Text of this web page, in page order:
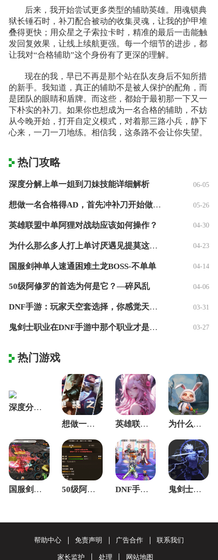
后来，我开始尝试更多类型的辅助英雄。用魂锁典
狱长锤石时，补刀配合被动的收集灵魂，让我的护甲堆
叠得更快；用众星之子索拉卡时，精准的最后一击能触
发回复效果，让线上续航更强。每一个细节的进步，都
让我对“合格辅助”这个身份有了更深的理解。
现在的我，早已不再是那个站在队友身后不知所措
的新手。我知道，真正的辅助不是被人保护的配角，而
是团队的眼睛和盾牌。而这些，都始于最初那一下又一
下朴实的补刀。如果你也想成为一名合格的辅助，不妨
从今晚开始，打开自定义模式，对着那三路小兵，静下
心来，一刀一刀地练。相信我，这条路不会让你失望。
热门攻略
深度分解上单一姐到刀妹技能详细解析 06-05
想做一名合格得AD，首先冲补刀开始做起？ 05-26
英雄联盟中单阿狸对战劫应该如何操作？ 04-30
为什么那么多人打上单讨厌遇见提莫这个英雄 04-23
国服剑神单人速通困难土龙BOSS-不单单 04-14
50级阿修罗的首选为何是它？—碎风乱 04-06
DNF手游：玩家天空套选择，你感觉天几最 03-31
鬼剑士职业在DNF手游中那个职业才是现在 03-27
热门游戏
深度分解上单一姐到刀妹技能详细解析
想做一名合格得AD，首先冲补刀开始做起？
英雄联盟中单阿狸对战劫应该如何操作？ 为什么那么多人打上单讨厌遇见提莫这个英雄
国服剑神单人速通困难土龙BOSS-不单单 50级阿修罗的首选为何是它？—碎风乱 DNF手游：玩家天空套选择，你感觉天几最 鬼剑士职业在DNF手游中那个职业才是现在
帮助中心 免责声明 广告合作 联系我们
家长监护 处理 网站地图